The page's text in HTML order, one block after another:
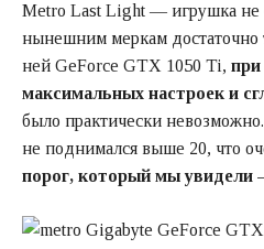
Metro Last Light — игрушка не
нынешним меркам достаточно
ней GeForce GTX 1050 Ti,
максимальных настроек и
было практически
не поднимался выше 20, что
порог, который мы увидели